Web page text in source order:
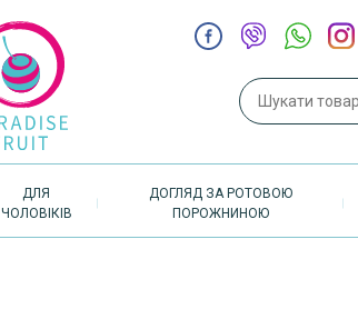
Пошук
ДЛЯ
ЧОЛОВІКІВ
ДОГЛЯД ЗА РОТОВОЮ
ПОРОЖНИНОЮ